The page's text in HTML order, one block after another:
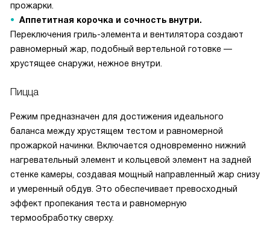
прожарки.
Аппетитная корочка и сочность внутри.
Переключения гриль-элемента и вентилятора создают
равномерный жар, подобный вертельной готовке —
хрустящее снаружи, нежное внутри.
Пицца
Режим предназначен для достижения идеального
баланса между хрустящем тестом и равномерной
прожаркой начинки. Включается одновременно нижний
нагревательный элемент и кольцевой элемент на задней
стенке камеры, создавая мощный направленный жар снизу
и умеренный обдув. Это обеспечивает превосходный
эффект пропекания теста и равномерную
термообработку сверху.